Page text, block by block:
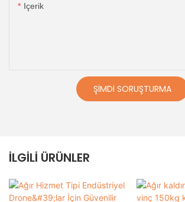
Içerik
ŞIMDI SORUŞTURMA
İLGILI ÜRÜNLER